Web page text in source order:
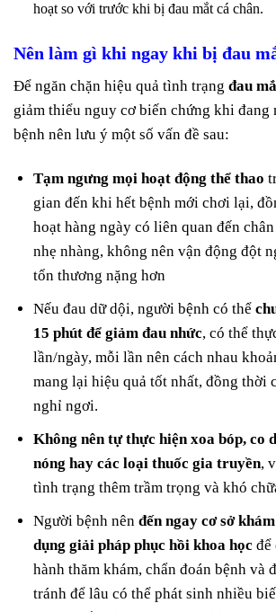
hoạt so với trước khi bị đau mắt cá chân.
Nên làm gì khi ngay khi bị đau
Để ngăn chặn hiệu quả tình trạng đau
giảm thiểu nguy cơ biến chứng khi đang
bệnh nên lưu ý một số vấn đề sau:
Tạm ngưng mọi hoạt động thể thao
gian đến khi hết bệnh mới chơi lại,
hoạt hàng ngày có liên quan đến
nhẹ nhàng, không nên vận động đột
tổn thương nặng hơn
Nếu đau dữ dội, người bệnh có thể
15 phút để giảm đau nhức, có thể
lần/ngày, mỗi lần nên cách nhau
mang lại hiệu quả tốt nhất, đồng thời
nghỉ ngơi.
Không nên tự thực hiện xoa bóp, co
nóng hay các loại thuốc gia truyền,
tình trạng thêm trầm trọng và khó
Người bệnh nênđến ngay cơ sở
dụng giải pháp phục hồi khoa học để
hành thăm khám, chẩn đoán bệnh và
tránh để lâu có thể phát sinh nhiều